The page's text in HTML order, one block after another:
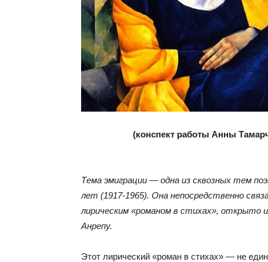
(конспект работы Анны
Тема эмиграции — одна из сквозных тем
лет (1917-1965). Она непосредственно
лирическим «романом в стихах», открыто
Анрепу.
Этот лирический «роман в стихах» — не